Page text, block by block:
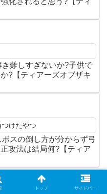
難しすぎないか?子供で
?【ティアーズオブザキ
けたやつ
スの倒し方が分からず弓
攻法は結局何?【ティア
説ブレワイ ティアキン
トップ サイドバー